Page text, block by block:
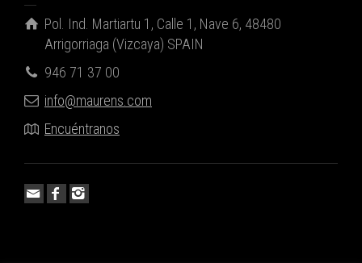
Pol. Ind. Martiartu 1, Calle 1, Nave 6, 48480
Arrigorriaga (Vizcaya) SPAIN
946 71 37 00
info@maurens.com
Encuéntranos